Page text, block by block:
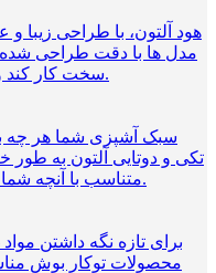
هود آلتون، با طراحی زیبا
مدل ها با دقت طراحی شده
سخت کار کند و فوق العاده به نظر برسد.
سبک آشپزی شما هر چه
تکی و دوتایی آلتون به طور
متناسب با آنچه شما نیاز دارید ایجاد شده است.
برای تازه نگه داشتن
محصولات توکار بوش